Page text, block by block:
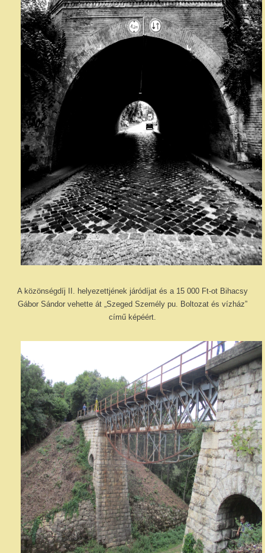
A közönségdíj II. helyezettjének járódíjat és a 15 000 Ft-ot Bihacsy
Gábor Sándor vehette át „Szeged Személy pu. Boltozat és vízház”
című képéért.